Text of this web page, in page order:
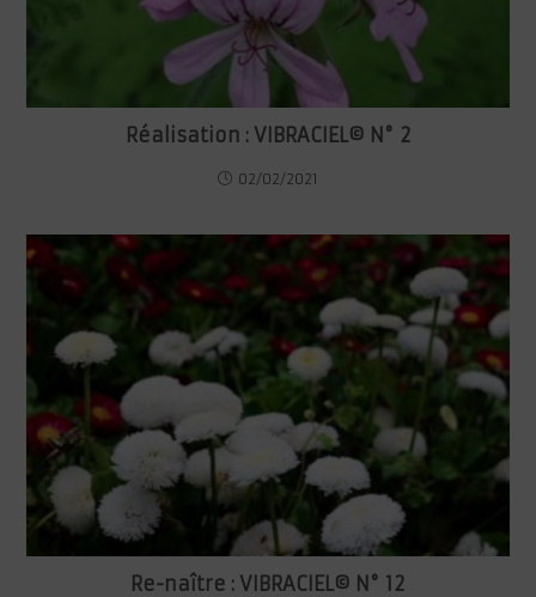
Réalisation : VIBRACIEL© N° 2
02/02/2021
Re-naître : VIBRACIEL© N° 12